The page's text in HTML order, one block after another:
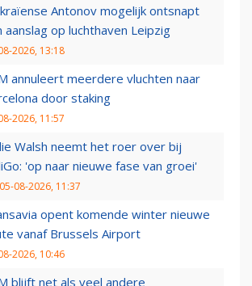
Antonov mogelijk ontsnapt
aanslag op luchthaven Leipzig
2026, 13:18
annuleert meerdere vluchten naar
door staking
2026, 11:57
Walsh neemt het roer over bij
'op naar nieuwe fase van groei'
05-08-2026, 11:37
opent komende winter nieuwe
vanaf Brussels Airport
2026, 10:46
blijft net als veel andere